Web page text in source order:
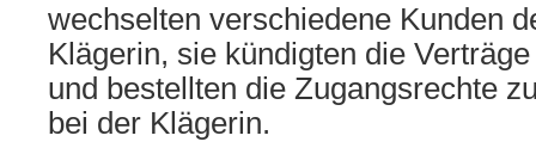
wechselten verschiedene Kunden
Klägerin, sie kündigten die
und bestellten die Zugangsrechte
bei der Klägerin.